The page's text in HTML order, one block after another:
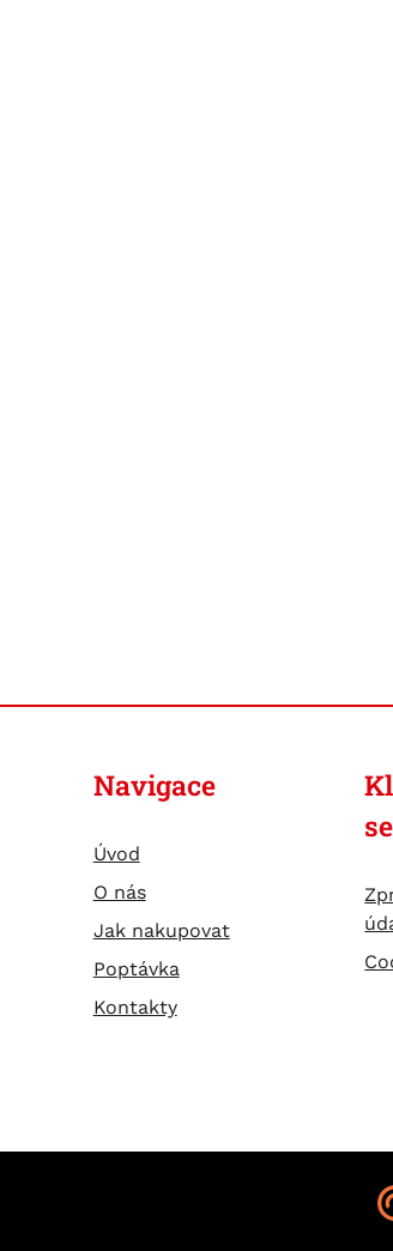
Navigace
Úvod
O nás
Jak nakupovat
Poptávka
Kontakty